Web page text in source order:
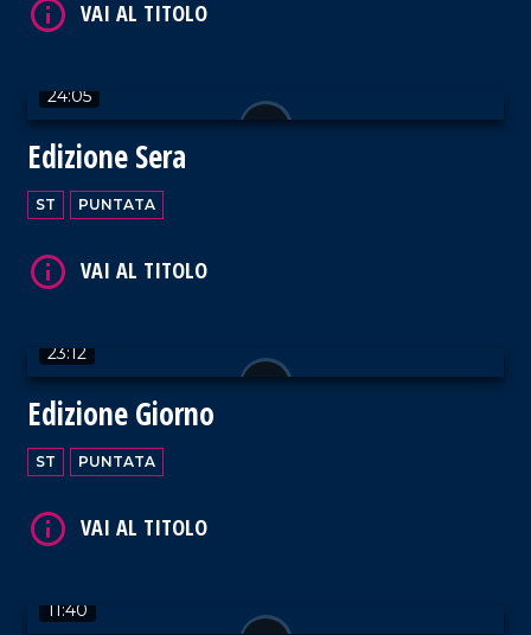
24:05
Edizione Sera
ST PUNTATA
23:12
Edizione Giorno
ST PUNTATA
11:40
VAI AL TITOLO
VAI AL TITOLO
VAI AL TITOLO